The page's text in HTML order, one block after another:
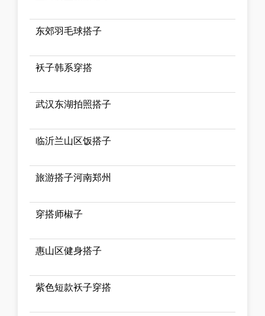
东郊羽毛球搭子
袄子韩系穿搭
武汉东湖拍照搭子
临沂兰山区饭搭子
旅游搭子河南郑州
穿搭师椒子
惠山区健身搭子
紫色短款袄子穿搭